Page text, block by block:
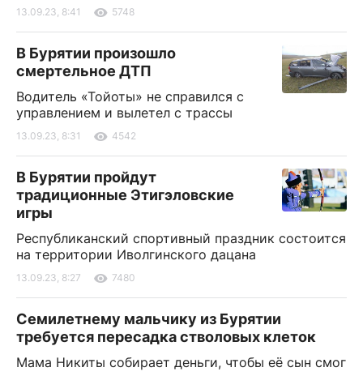
13.09.23, 8:41 5748
В Бурятии произошло
смертельное ДТП
Водитель «Тойоты» не справился с
управлением и вылетел с трассы
13.09.23, 8:31 4542
В Бурятии пройдут
традиционные Этигэловские
игры
Республиканский спортивный праздник состоится
на территории Иволгинского дацана
13.09.23, 8:27 7480
Семилетнему мальчику из Бурятии
требуется пересадка стволовых клеток
Мама Никиты собирает деньги, чтобы её сын смог